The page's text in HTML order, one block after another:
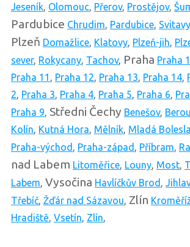
Jeseník, Olomouc, Přerov, Prostějov,
Pardubice Chrudim, Pardubice, Svitavy
Plzeň Domažlice, Klatovy, Plzeň-jih,
sever, Rokycany, Tachov, Praha Praha 1
Praha 11 , Praha 12, Praha 13, Praha 14,
2, Praha 3, Praha 4, Praha 5, Praha 6,
Praha 9, Středni Čechy Benešov,
Kolín, Kutná Hora, Mělník, Mladá
Praha-východ , Praha-západ , Příbram,
nad Labem Litoměřice, Louny, Most,
Labem, Vysočina Havlíčkův Brod ,
Třebíč, Žďár nad Sázavou, Zlín
Hradiště, Vsetín, Zlín,